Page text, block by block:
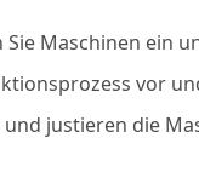
Maschinen ein
vor
justieren die